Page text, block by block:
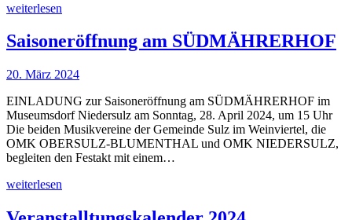
weiterlesen
Saisoneröffnung am SÜDMÄHRERHOF
20. März 2024
EINLADUNG zur Saisoneröffnung am SÜDMÄHRERHOF im
Museumsdorf Niedersulz am Sonntag, 28. April 2024, um 15 Uhr
Die beiden Musikvereine der Gemeinde Sulz im Weinviertel, die
OMK OBERSULZ-BLUMENTHAL und OMK NIEDERSULZ,
begleiten den Festakt mit einem…
weiterlesen